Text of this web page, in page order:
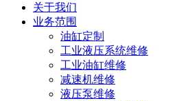
关于我们
业务范围
油缸定制
工业液压系统维修
工业油缸维修
减速机维修
液压泵维修